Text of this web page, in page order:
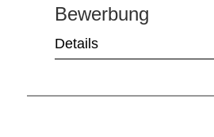
Bewerbung
Details